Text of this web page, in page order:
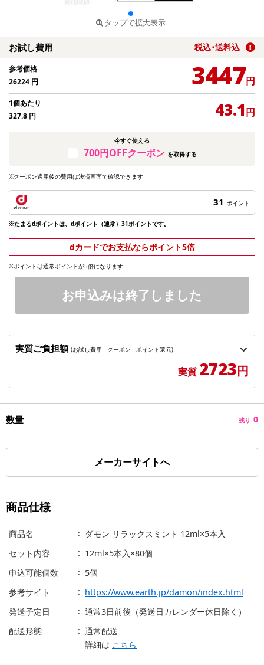
タップで拡大表示
お試し費用 税込･送料込
参考価格
26224 円 3447円
1個あたり
327.8 円 43.1円
今すぐ使える
700円OFFクーポン を取得する
※クーポン適用後の費用は決済画面で確認できます
31 ポイント
※たまるdポイントは、dポイント（通常）31ポイントです。
dカードでお支払ならポイント5倍
※ポイントは通常ポイントが5倍になります
お申込みは終了しました
実質ご負担額 (お試し費用 - クーポン - ポイント還元)
実質 2723円
数量 残り 0
メーカーサイトへ
商品仕様
商品名
ダモン リラックスミント 12ml×5本入
セット内容
12ml×5本入×80個
申込可能個数
5個
参考サイト
https://www.earth.jp/damon/index.html
発送予定日
通常3日前後（発送日カレンダー休日除く）
配送形態
通常配送
詳細は こちら